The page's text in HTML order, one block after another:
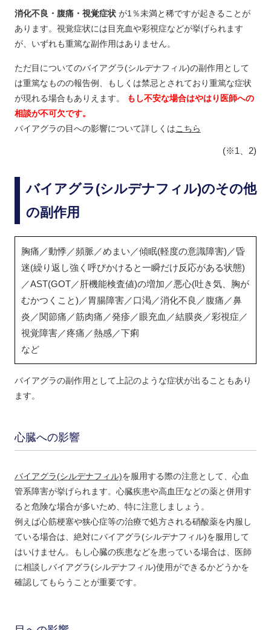
消化不良・腹痛・視覚症状が1％未満と稀ですが起きることが
あります。視覚症状には目充血や彩視症などが挙げられます
が、いずれも重篤な副作用はありません。
ただ目についてのバイアグラ(シルデナフィル)の副作用として
は重篤なものの報告例、もしくは禁忌とされており重篤な症状
が現れる場合もありえます。
もし不安な場合はやはり医師への
相談が不可欠です。
バイアグラの目への影響について詳しくはこちら
(※1、2)
バイアグラ(シルデナフィル)のその他
の副作用
胸痛／動悸／頻脈／めまい／傾眠(軽度の意識障害)／昏
迷(繰り返し強く呼びかけると一瞬だけ反応がある状態)
／AST(GOT／肝機能検査値)の増加／悪心(吐き気、胸が
むかつくこと)／胃腸障害／口渇／消化不良／腹痛／鼻
炎／関節痛／筋肉痛／発疹／眼充血／結膜炎／彩視症／
視覚障害／疼痛／熱感／下痢
など
バイアグラの副作用として上記のような症状が出ることもあり
ます。
心臓への影響
バイアグラ(シルデナフィル)を服用する際の注意として、心血
管系障害が挙げられます。 心臓疾患や高血圧などの薬と併用す
ると危険な場合が多いため、特に注意しましょう。
例えば心筋梗塞や狭心症等の治療で処方される硝酸薬を内服し
ている場合は、絶対にバイアグラ(シルデナフィル)を服用して
はいけません。
もし心臓の疾患などを患っている場合は、
医師
に相談しバイアグラ(シルデナフィル)使用ができるかどうかを
確認してもらうことが重要です。